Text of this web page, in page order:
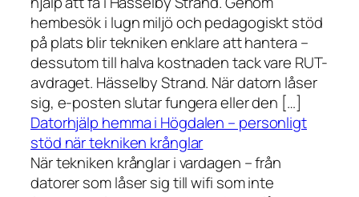
hembesök i lugn miljö och pedagogiskt stöd
på plats blir tekniken enklare att hantera –
dessutom till halva kostnaden tack vare RUT-
avdraget. Hässelby Strand. När datorn låser
sig, e-posten slutar fungera eller den […]
Datorhjälp hemma i Högdalen – personligt
stöd när tekniken krånglar
När tekniken krånglar i vardagen – från
datorer som låser sig till wifi som inte